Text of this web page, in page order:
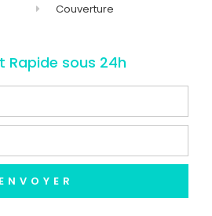
Couverture
Rapide sous 24h
ENVOYER